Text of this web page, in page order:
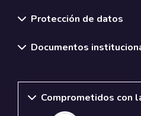
Protección de datos
Documentos
Comprometidos con